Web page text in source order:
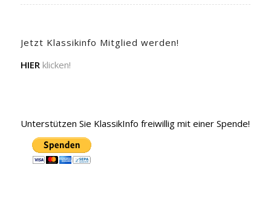
Jetzt Klassikinfo Mitglied werden!
HIER klicken!
Unterstützen Sie KlassikInfo freiwillig mit einer Spende!